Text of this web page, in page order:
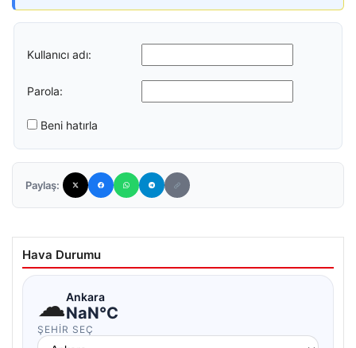
Kullanıcı adı:
Parola:
Beni hatırla
Paylaş:
Hava Durumu
☁Ankara
NaN°C
ŞEHIR SEÇ